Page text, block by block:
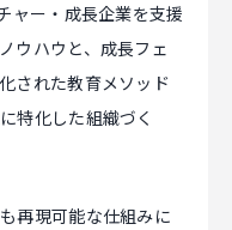
ャー・成長企業を支援
ウハウと、成長フェ
された教育メソッド
特化した組織づく
再現可能な仕組みに